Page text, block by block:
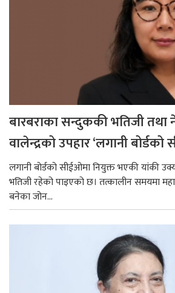
बारबराका सन्दुककी भतिजी तथा
वालेन्द्रको उपहार ‘लगानी बोर्डको
लगानी बोर्डको सीईओमा नियुक्त भएकी यांकी
भतिजी रहेको पाइएको छ। तत्कालीन समयमा
बनेका जोन...